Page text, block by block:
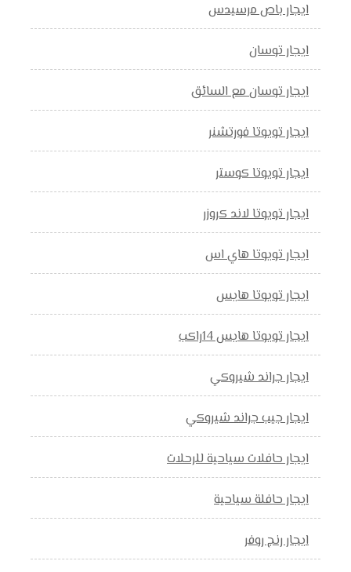
ايجار باص مرسيدس
ايجار توسان
ايجار توسان مع السائق
ايجار تويوتا فورتشنر
ايجار تويوتا كوستر
ايجار تويوتا لاند كروزر
ايجار تويوتا هاي اس
ايجار تويوتا هايس
ايجار تويوتا هايس 14راكب
ايجار جراند شيروكي
ايجار جيب جراند شيروكي
ايجار حافلات سياحية للرحلات
ايجار حافلة سياحية
ايجار رنج روفر